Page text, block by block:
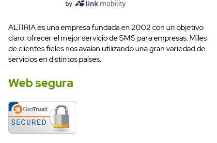
ALTIRIA es una empresa fundada en 2002 con un objetivo
claro: ofrecer el mejor servicio de SMS para empresas. Miles
de clientes fieles nos avalan utilizando una gran variedad de
servicios en distintos países.
Web segura